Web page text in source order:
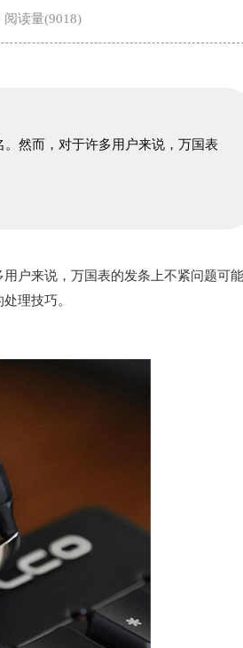
阅读量(9018)
然而，对于许多用户来说，万国表
户来说，万国表的发条上不紧问题可
理技巧。